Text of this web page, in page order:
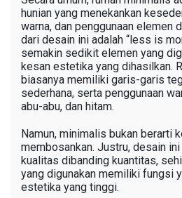
hunian yang menekankan
warna, dan penggunaan elemen
dari desain ini adalah “less is
semakin sedikit elemen yang
kesan estetika yang dihasilkan.
biasanya memiliki garis-garis
sederhana, serta penggunaan
abu-abu, dan hitam.
Namun, minimalis bukan berarti
membosankan. Justru, desain
kualitas dibanding kuantitas,
yang digunakan memiliki fungsi
estetika yang tinggi.